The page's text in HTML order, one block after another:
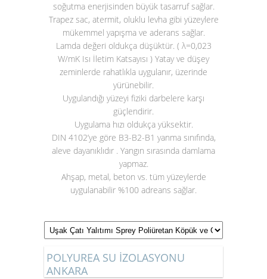
soğutma enerjisinden büyük tasarruf sağlar.
Trapez sac, atermit, oluklu levha gibi yüzeylere
mükemmel yapışma ve aderans sağlar.
Lamda değeri oldukça düşüktür. ( λ=0,023
W/mK Isı İletim Katsayısı ) Yatay ve düşey
zeminlerde rahatlıkla uygulanır, üzerinde
yürünebilir.
Uygulandığı yüzeyi fiziki darbelere karşı
güçlendirir.
Uygulama hızı oldukça yüksektir.
DIN 4102’ye göre B3-B2-B1 yanma sınıfında,
aleve dayanıklıdır . Yangın sırasında damlama
yapmaz.
Ahşap, metal, beton vs. tüm yüzeylerde
uygulanabilir %100 adreans sağlar.
POLYUREA SU İZOLASYONU
ANKARA